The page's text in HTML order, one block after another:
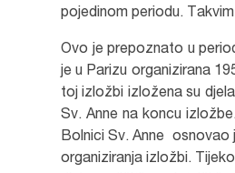
pojedinom periodu.
Ovo je prepoznato u
je u Parizu organizirana
toj izložbi izložena su
Sv. Anne na koncu
Bolnici Sv. Anne osnovao
organiziranja izložbi.